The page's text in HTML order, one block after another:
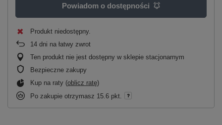
Powiadom o dostępności
Produkt niedostępny
14 dni na łatwy zwrot
Ten produkt nie jest dostępny w sklepie stacjonarnym
Bezpieczne zakupy
Kup na raty (oblicz ratę)
Po zakupie otrzymasz 15.6 pkt.